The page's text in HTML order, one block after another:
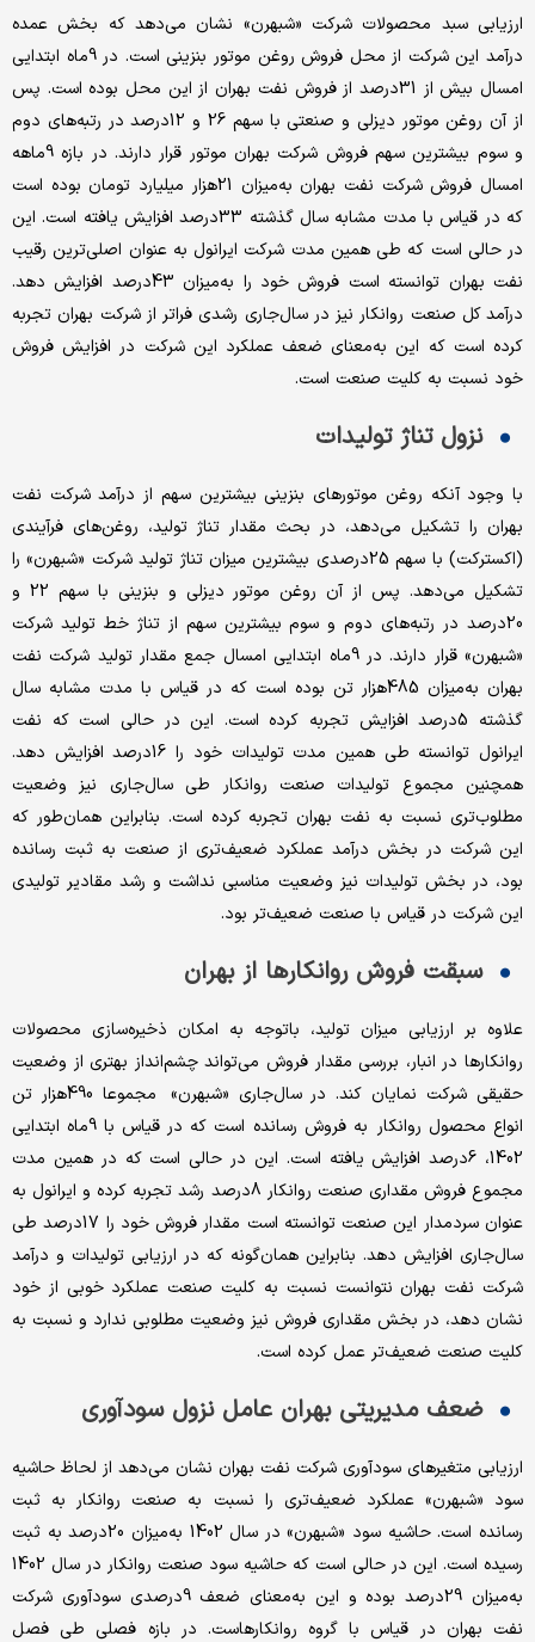
ارزیابی سبد محصولات شرکت «شبهرن» نشان می‌‌‌دهد که بخش عمده‌‌‌
درآمد این شرکت از محل فروش روغن موتور بنزینی است. در 9ماه ابتدایی
امسال بیش از 31درصد از فروش نفت بهران از این محل بوده است. پس
از آن روغن موتور دیزلی و صنعتی با سهم 26 و 12درصد در رتبه‌‌‌های دوم
و سوم بیشترین سهم فروش شرکت بهران موتور قرار دارند. در بازه 9ماهه
امسال فروش شرکت نفت بهران به‌‌‌میزان 21هزار میلیارد تومان بوده است
که در قیاس با مدت مشابه سال گذشته 33درصد افزایش یافته است. این
در حالی است که طی همین مدت شرکت ایرانول به عنوان اصلی‌‌‌ترین رقیب
نفت بهران توانسته است فروش خود را به‌‌‌میزان 43درصد افزایش دهد.
درآمد کل صنعت روانکار نیز در سال‌جاری رشدی فراتر از شرکت بهران تجربه
کرده است که این به‌‌‌معنای ضعف عملکرد این شرکت در افزایش فروش
خود نسبت به کلیت صنعت است.
نزول تناژ تولیدات
با وجود آنکه روغن موتورهای بنزینی بیشترین سهم از درآمد شرکت نفت
بهران را تشکیل می‌‌‌دهد، در بحث مقدار تناژ تولید، روغن‌‌‌های فرآیندی
(اکسترکت) با سهم 25درصدی بیشترین میزان تناژ تولید شرکت «شبهرن» را
تشکیل می‌‌‌دهد. پس از آن روغن موتور دیزلی و بنزینی با سهم 22 و
20درصد در رتبه‌‌‌های دوم و سوم بیشترین سهم از تناژ خط تولید شرکت
«شبهرن» قرار دارند. در 9ماه ابتدایی امسال جمع مقدار تولید شرکت نفت
بهران به‌‌‌میزان 485هزار تن بوده است که در قیاس با مدت مشابه سال
گذشته 5درصد افزایش تجربه کرده است. این در حالی است که نفت
ایرانول توانسته طی همین مدت تولیدات خود را 16درصد افزایش دهد.
همچنین مجموع تولیدات صنعت روانکار طی سال‌جاری نیز وضعیت
مطلوب‌‌‌تری نسبت به نفت بهران تجربه کرده است. بنابراین همان‌طور که
این شرکت در بخش درآمد عملکرد ضعیف‌‌‌تری از صنعت به ثبت رسانده
بود، در بخش تولیدات نیز وضعیت مناسبی نداشت و رشد مقادیر تولیدی
این شرکت در قیاس با صنعت ضعیف‌‌‌تر بود.
سبقت فروش روانکارها از بهران
علاوه بر ارزیابی میزان تولید، باتوجه به امکان ذخیره‌‌‌سازی محصولات
روانکارها در انبار، بررسی مقدار فروش می‌تواند چشم‌‌‌انداز بهتری از وضعیت
حقیقی شرکت نمایان کند. در سال‌جاری «شبهرن» مجموعا 490هزار تن
انواع محصول روانکار به فروش رسانده است که در قیاس با 9ماه ابتدایی
1402، 6درصد افزایش یافته است. این در حالی است که در همین مدت
مجموع فروش مقداری صنعت روانکار 8درصد رشد تجربه کرده و ایرانول به
عنوان سردمدار این صنعت توانسته است مقدار فروش خود را 17درصد طی
سال‌جاری افزایش دهد. بنابراین همان‌گونه که در ارزیابی تولیدات و درآمد
شرکت نفت بهران نتوانست نسبت به کلیت صنعت عملکرد خوبی از خود
نشان دهد، در بخش مقداری فروش نیز وضعیت مطلوبی ندارد و نسبت به
کلیت صنعت ضعیف‌‌‌تر عمل کرده است.
ضعف مدیریتی بهران عامل نزول سودآوری
ارزیابی متغیرهای سودآوری شرکت نفت بهران نشان می‌‌‌دهد از لحاظ حاشیه
سود «شبهرن» عملکرد ضعیف‌‌‌تری را نسبت به صنعت روانکار به ثبت
رسانده است. حاشیه سود «شبهرن» در سال 1402 به‌‌‌میزان 20‌درصد به ثبت
رسیده است. این در حالی است که حاشیه سود صنعت روانکار در سال 1402
به‌‌‌میزان 29درصد بوده و این به‌‌‌معنای ضعف 9درصدی سودآوری شرکت
نفت بهران در قیاس با گروه روانکارهاست. در بازه فصلی طی فصل